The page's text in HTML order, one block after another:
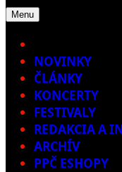
Menu
NOVINKY
ČLÁNKY
KONCERTY
FESTIVALY
REDAKCIA A
ARCHÍV
PPČ ESHOPY